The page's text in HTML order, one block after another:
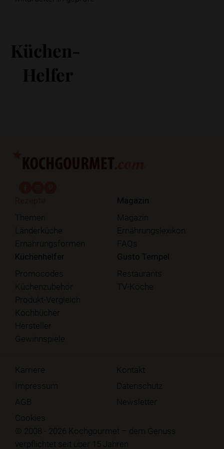
Küchen-
Helfer
Themen
Länderküche
Ernährungsformen
Magazin
Magazin
Ernährungslexikon
FAQs
Küchenhelfer
Promocodes
Küchenzubehör
Produkt-Vergleich
Kochbücher
Hersteller
Gewinnspiele
Gusto Tempel
Restaurants
TV-Köche
© 2008 - 2026 Kochgourmet – dem Genuss
verpflichtet seit über 15 Jahren
Karriere
Kontakt
Impressum
Datenschutz
AGB
Newsletter
Cookies